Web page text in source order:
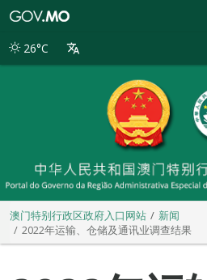
别
26°C
澳门特别行政区政府入口网站
新闻
2022年运输、仓储及通讯业调查结果